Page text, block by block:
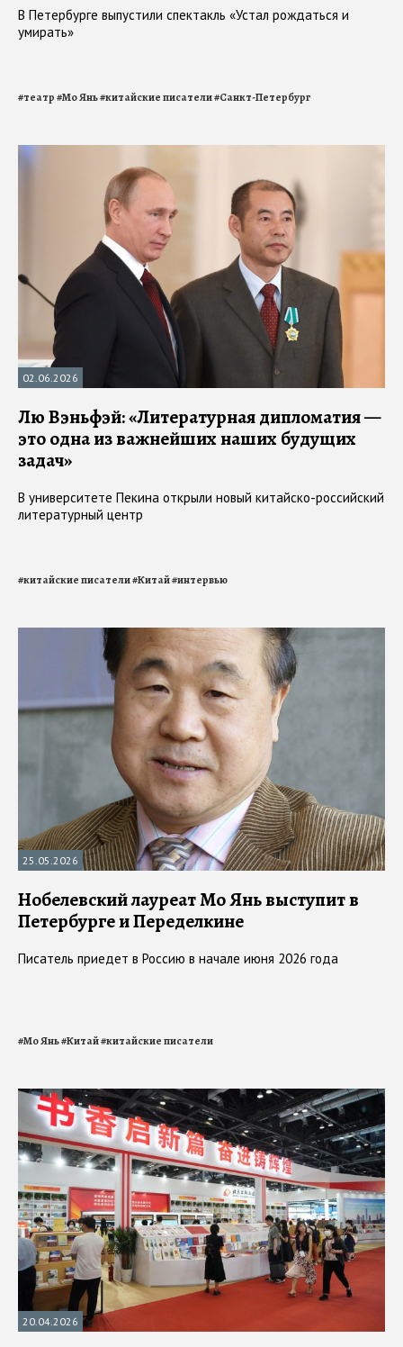
В Петербурге выпустили спектакль «Устал рождаться и
умирать»
#театр#Мо Янь#китайские писатели#Санкт-Петербург
02.06.2026
Лю Вэньфэй: «Литературная дипломатия —
это одна из важнейших наших будущих
задач»
В университете Пекина открыли новый китайско-российский
литературный центр
#китайские писатели#Китай#интервью
25.05.2026
Нобелевский лауреат Мо Янь выступит в
Петербурге и Переделкине
Писатель приедет в Россию в начале июня 2026 года
#Мо Янь#Китай#китайские писатели
20.04.2026